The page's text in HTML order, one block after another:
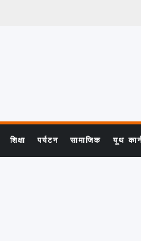
शिक्षा पर्यटन सामाजिक यूथ